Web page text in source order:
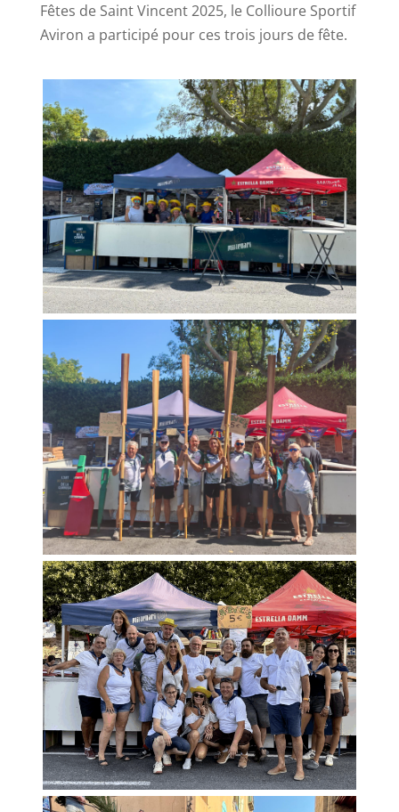
Fêtes de Saint Vincent 2025, le Collioure Sportif
Aviron a participé pour ces trois jours de fête.